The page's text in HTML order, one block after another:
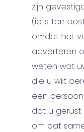
zijn
(iets ten
omdat het
adverteren
weten wat
die u wilt
een
dat u gerust
om dat